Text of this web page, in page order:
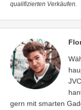
qualifizierten Verkäufen.
gern mit smarten